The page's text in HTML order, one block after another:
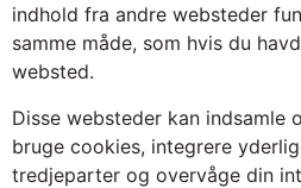
indhold fra andre websteder
samme måde, som hvis du
websted.
Disse websteder kan indsamle
bruge cookies, integrere
tredjeparter og overvåge din